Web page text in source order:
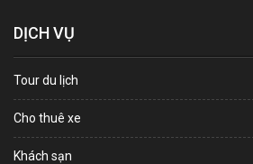
DỊCH VỤ
Tour du lịch
Cho thuê xe
Khách sạn